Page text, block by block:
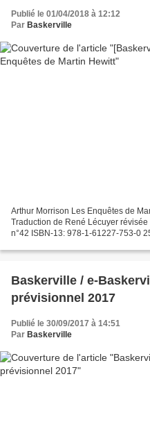
Publié le 01/04/2018 à 12:12
Par Baskerville
Arthur Morrison Les Enquêtes de
Traduction de René Lécuyer
n°42 ISBN-13: 978-1-61227-753-0
Baskerville / e-
prévisionnel 2017
Publié le 30/09/2017 à 14:51
Par Baskerville